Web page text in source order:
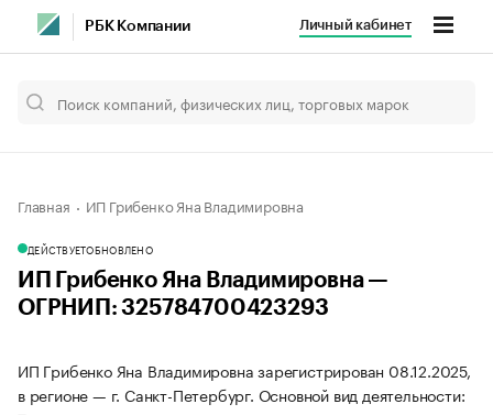
РБК Компании Личный кабинет
Главная ИП Грибенко Яна Владимировна
ДЕЙСТВУЕТОБНОВЛЕНО
ИП Грибенко Яна Владимировна —
ОГРНИП: 325784700423293
ИП Грибенко Яна Владимировна зарегистрирован 08.12.2025,
в регионе — г. Санкт-Петербург. Основной вид деятельности: